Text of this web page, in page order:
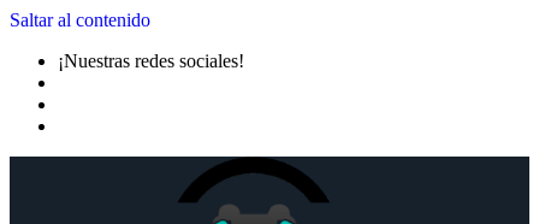
Saltar al contenido
¡Nuestras redes sociales!